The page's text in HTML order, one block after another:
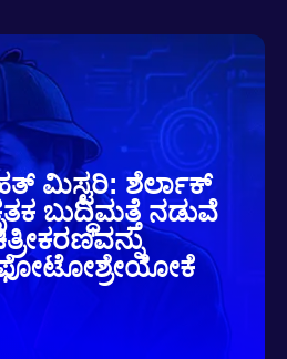
ಮಿಸ್ಟರಿ: ಶೆರ್ಲಾಕ್
ಬುದ್ಧಿಮತ್ತೆ ನಡುವೆ
ಫೋಟೋಶ್ರೇಯೋಕೆ